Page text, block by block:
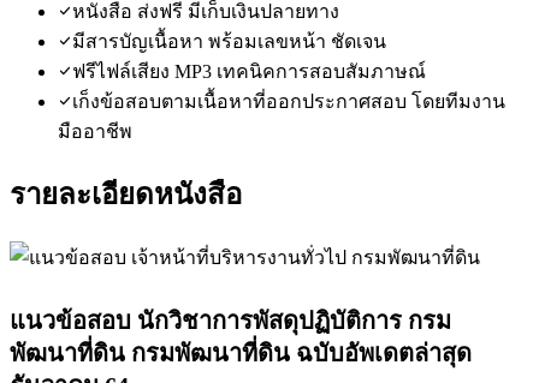
หนังสือ ส่งฟรี มีเก็บเงินปลายทาง
มีสารบัญเนื้อหา พร้อมเลขหน้า ชัดเจน
ฟรีไฟล์เสียง MP3 เทคนิคการสอบสัมภาษณ์
เก็งข้อสอบตามเนื้อหาที่ออกประกาศสอบ โดยทีมงาน
มืออาชีพ
รายละเอียดหนังสือ
แนวข้อสอบ นักวิชาการพัสดุปฏิบัติการ กรม
พัฒนาที่ดิน กรมพัฒนาที่ดิน ฉบับอัพเดตล่าสุด